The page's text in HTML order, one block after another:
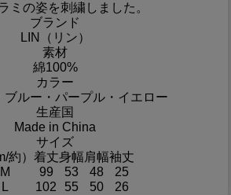
ミの姿を刺繍しました。
ブランド
LIN（リン）
素材
綿100%
カラー
ブルー・パープル・イエロー
生産国
Made in China
サイズ
約） 着丈身幅肩幅袖丈
M
99 53 48
25
L
102 55 50 26